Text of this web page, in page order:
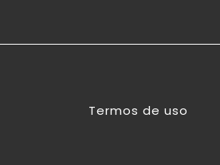
Termos de uso